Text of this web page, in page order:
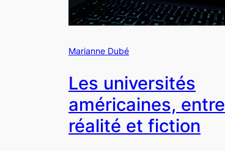
Marianne Dubé
Les universités
américaines, entre
réalité et fiction